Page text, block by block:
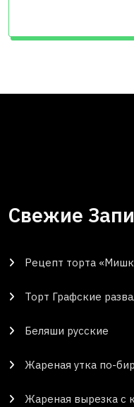
Свежие
Рецепт торта
Торт Графские
Беляши русские
Жареная утка по-
Жареная вырезка с